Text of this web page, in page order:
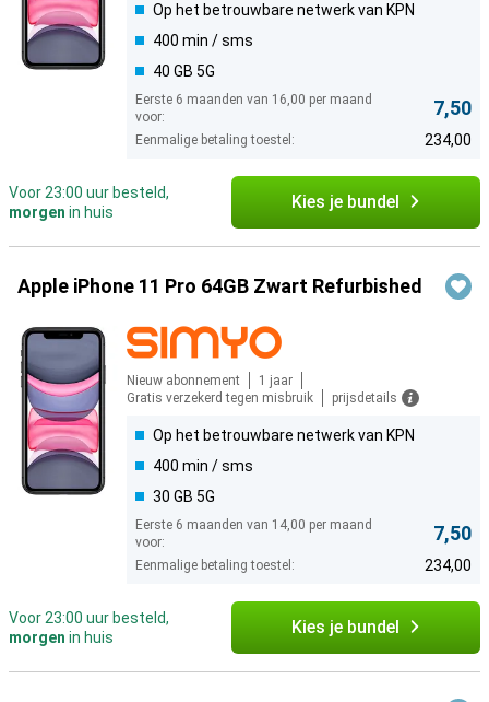
Op het betrouwbare netwerk van KPN
400 min / sms
40 GB 5G
Eerste 6 maanden van 16,00 per maand
voor:
7,50
Eenmalige betaling toestel: 234,00
Voor 23:00 uur besteld,
morgen in huis Kies je bundel
Apple iPhone 11 Pro 64GB Zwart Refurbished
Nieuw abonnement
1 jaar
Gratis verzekerd tegen misbruik
prijsdetails
Op het betrouwbare netwerk van KPN
400 min / sms
30 GB 5G
Eerste 6 maanden van 14,00 per maand
voor:
7,50
Eenmalige betaling toestel: 234,00
Voor 23:00 uur besteld,
morgen in huis Kies je bundel